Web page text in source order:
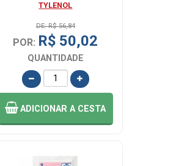
TYLENOL
DE: R$ 56,84
POR: R$ 50,02
QUANTIDADE
ADICIONARA CESTA